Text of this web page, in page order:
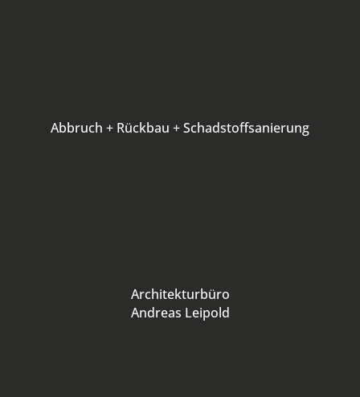
Abbruch + Rückbau + Schadstoffsanierung
Architekturbüro
Andreas Leipold